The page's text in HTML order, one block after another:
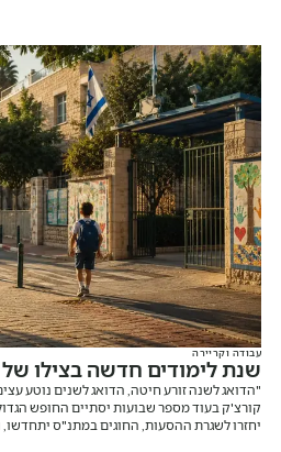
עבודה וקריירה
שנת לימודים חדשה בצילו
"הדואג לשנה זורע חיטה, הדואג לשנים נוטע
קורצ'ק בעוד מספר שבועות יסתיים החופש
יחזרו לשגרת ההסעות, החוגים במתנ"ס